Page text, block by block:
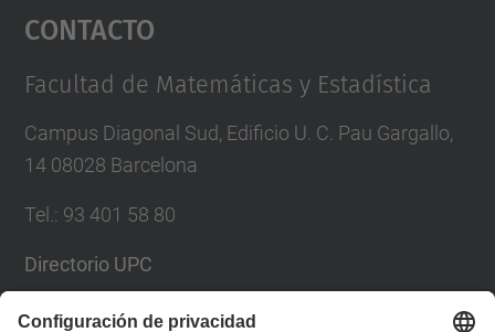
powered by
Contacto
Facultad de Matemáticas y Estadística
Campus Diagonal Sud, Edificio U. C. Pau Gargallo,
14 08028 Barcelona
Tel. : 93 401 58 80
Directorio UPC
Formulario de contacto